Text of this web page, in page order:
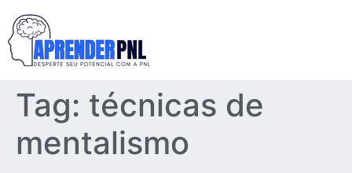
Tag: técnicas de
mentalismo